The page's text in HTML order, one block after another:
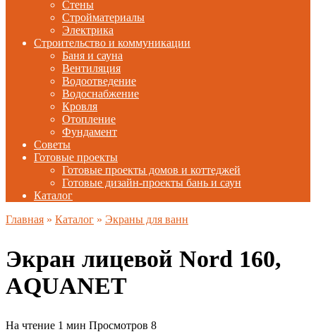
Стены
Стройматериалы
Электрика
Строительство и коммуникации
Баня и сауна
Вентиляция
Водоотведение
Водоснабжение
Кровля
Отопление
Фундамент
Советы
Готовые проекты
Готовые проекты домов и коттеджей
Готовые дизайн-проекты бань и саун
Каталог
Главная » Каталог » Экраны для ванн
Экран лицевой Nord 160,
AQUANET
На чтение 1 мин Просмотров 8